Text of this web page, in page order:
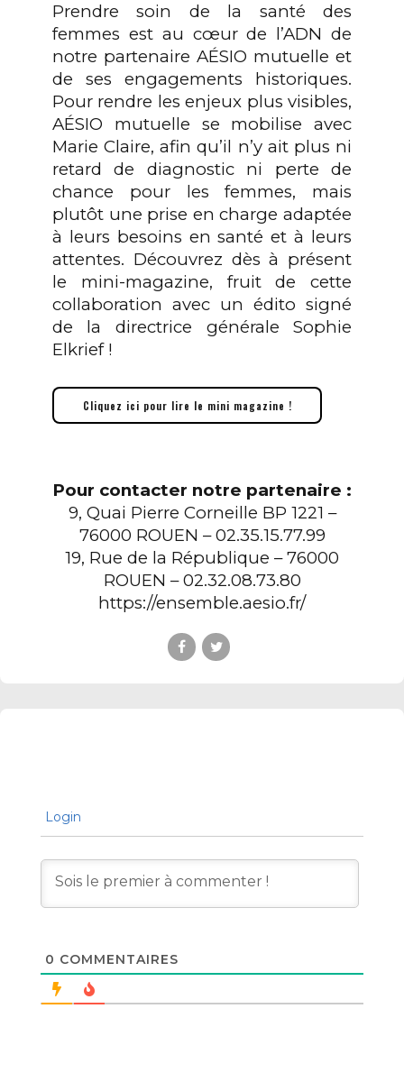
Prendre soin de la santé des
femmes est au cœur de l’ADN de
notre partenaire AÉSIO mutuelle et
de ses engagements historiques.
Pour rendre les enjeux plus visibles,
AÉSIO mutuelle se mobilise avec
Marie Claire, afin qu’il n’y ait plus ni
retard de diagnostic ni perte de
chance pour les femmes, mais
plutôt une prise en charge adaptée
à leurs besoins en santé et à leurs
attentes. Découvrez dès à présent
le mini-magazine, fruit de cette
collaboration avec un édito signé
de la directrice générale Sophie
Elkrief !
Cliquez ici pour lire le mini magazine !
Pour contacter notre partenaire :
9, Quai Pierre Corneille BP 1221 –
76000 ROUEN – 02.35.15.77.99
19, Rue de la République – 76000
ROUEN – 02.32.08.73.80
https://ensemble.aesio.fr/
Login
0 COMMENTAIRES